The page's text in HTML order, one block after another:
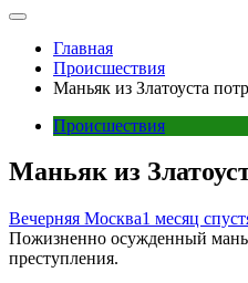
Главная
Происшествия
Маньяк из Златоуста
Происшествия
Маньяк из
Вечерняя Москва1 месяц
Пожизненно осужденный
преступления.